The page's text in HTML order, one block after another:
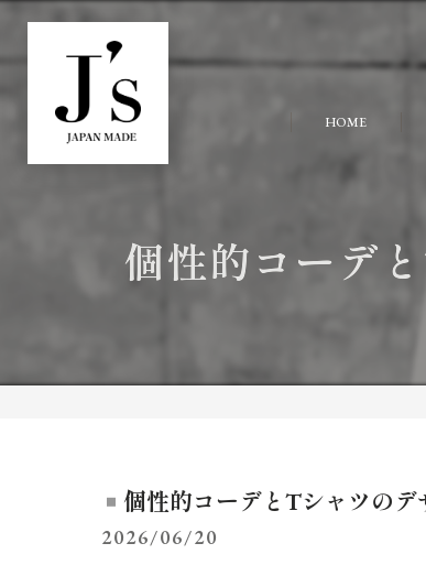
HOME
個性的コーデ
個性的コーデとTシャツの
2026/06/20